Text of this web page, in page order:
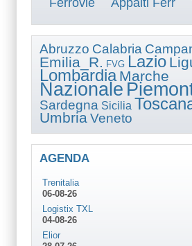
Abruzzo Calabria
Emilia_R. FVG Lazio
Lombardia Marche
Nazionale
Sardegna Sicilia
UmbriaVeneto
AGENDA
Trenitalia
06-08-26
Logistix TXL
04-08-26
Elior